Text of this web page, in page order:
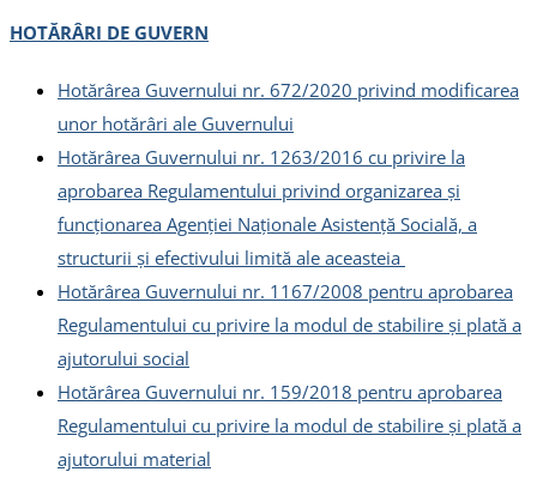
HOTĂRÂRI DE GUVERN
Hotărârea Guvernului nr. 672/2020 privind modificarea
unor hotărâri ale Guvernului
Hotărârea Guvernului nr. 1263/2016 cu privire la
aprobarea Regulamentului privind organizarea și
funcționarea Agenției Naționale Asistență Socială, a
structurii și efectivului limită ale aceasteia
Hotărârea Guvernului nr. 1167/2008 pentru aprobarea
Regulamentului cu privire la modul de stabilire şi plată a
ajutorului social
Hotărârea Guvernului nr. 159/2018 pentru aprobarea
Regulamentului cu privire la modul de stabilire și plată a
ajutorului material